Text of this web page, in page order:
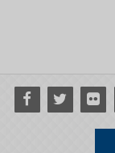
Facebook
Twitter Flickr